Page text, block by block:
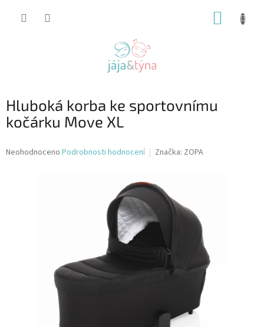
Hluboká korba ke sportovnímu
kočárku Move XL
Průměrné
Neohodnoceno Podrobnosti hodnocení Značka: ZOPA